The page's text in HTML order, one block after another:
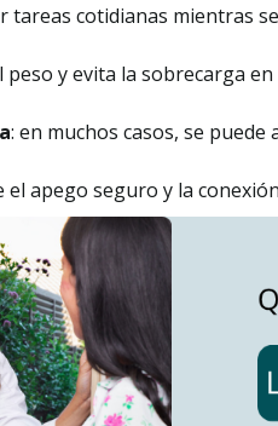
tareas cotidianas mientras
peso y evita la sobrecarga en
: en muchos casos, se
el apego seguro y la